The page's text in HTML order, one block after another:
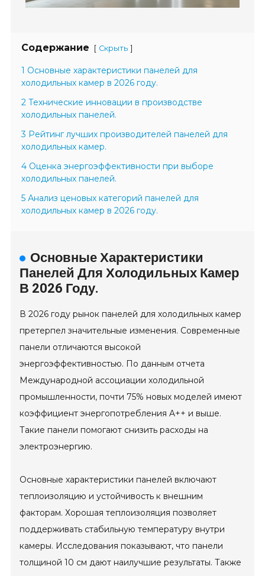
Содержание [ Скрыть ]
1 Основные характеристики панелей для
холодильных камер в 2026 году.
2 Технические инновации в производстве
холодильных панелей.
3 Рейтинг лучших производителей панелей для
холодильных камер.
4 Оценка энергоэффективности при выборе
холодильных панелей.
5 Анализ ценовых категорий панелей для
холодильных камер в 2026 году.
Основные Характеристики
Панелей Для Холодильных Камер
В 2026 Году.
В 2026 году рынок панелей для холодильных камер
претерпел значительные изменения. Современные
панели отличаются высокой
энергоэффективностью. По данным отчета
Международной ассоциации холодильной
промышленности, почти 75% новых моделей имеют
коэффициент энергопотребления A++ и выше.
Такие панели помогают снизить расходы на
электроэнергию.
Основные характеристики панелей включают
теплоизоляцию и устойчивость к внешним
факторам. Хорошая теплоизоляция позволяет
поддерживать стабильную температуру внутри
камеры. Исследования показывают, что панели
толщиной 10 см дают наилучшие результаты. Также